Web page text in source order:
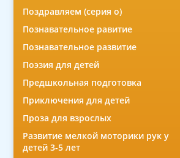
Поздравляем (серия о)
Познавательное равитие
Познавательное развитие
Поэзия для детей
Предшкольная подготовка
Приключения для детей
Проза для взрослых
Развитие мелкой моторики рук у
детей 3-5 лет